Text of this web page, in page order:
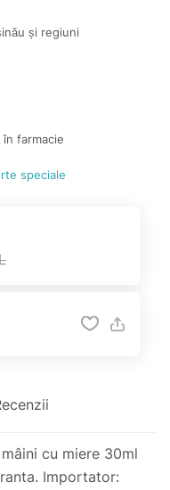
și regiuni
în farmacie
speciale
cu miere 30ml
Importator: